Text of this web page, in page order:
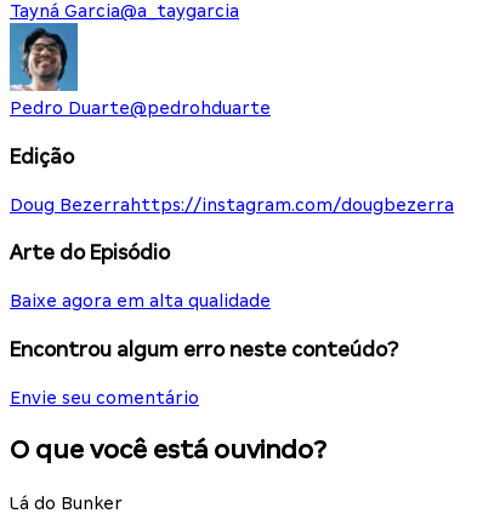
Tayná Garcia@a_taygarcia
Pedro Duarte@pedrohduarte
Edição
Doug Bezerra https://instagram.com/dougbezerra
Arte do Episódio
Baixe agora em alta qualidade
Encontrou algum erro neste conteúdo?
Envie seu comentário
O que você está ouvindo?
Lá do Bunker